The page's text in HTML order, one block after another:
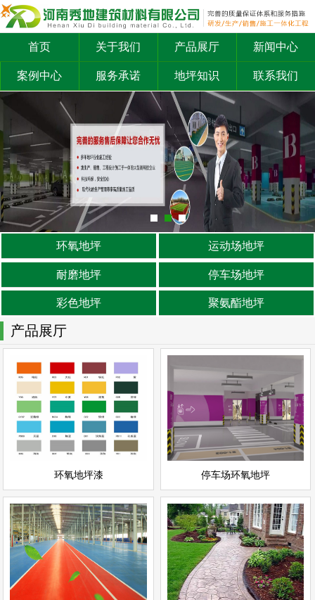
首页 关于我们 产品展厅 新闻中心
案例中心 服务承诺 地坪知识 联系我们
环氧地坪 运动场地坪
耐磨地坪 停车场地坪
彩色地坪 聚氨酯地坪
产品展厅
环氧地坪漆
环氧地坪漆
环氧地坪
立即询问
停车场环氧地坪
停车场环氧地坪
停车场地坪
查看详情
立即询问
聚氨酯超耐磨环氧地坪
聚氨酯地坪
立即询问
压花地坪
彩色地坪
查看详情
立即询问